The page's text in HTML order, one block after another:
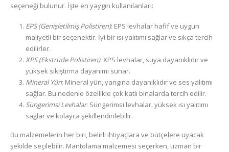
seçeneği bulunur. İşte en yaygın kullanılanları:
EPS (Genişletilmiş Polistiren): EPS levhalar hafif ve uygun
maliyetli bir seçenektir. İyi bir ısı yalıtımı sağlar ve sıkça tercih
edilirler.
XPS (Ekstrüde Polistiren): XPS levhalar, suya dayanıklıdır ve
yüksek sıkıştırma dayanımı sunar.
Mineral Yün: Mineral yün, yangına dayanıklıdır ve ses yalıtımı
sağlar. Bu nedenle özellikle çok katlı binalarda tercih edilir.
Süngerimsi Levhalar: Süngerimsi levhalar, yüksek ısı yalıtımı
sağlar ve kolayca şekillendirilebilir.
Bu malzemelerin her biri, belirli ihtiyaçlara ve bütçelere uyacak
şekilde seçilebilir. Mantolama malzemesi seçerken, uzman bir